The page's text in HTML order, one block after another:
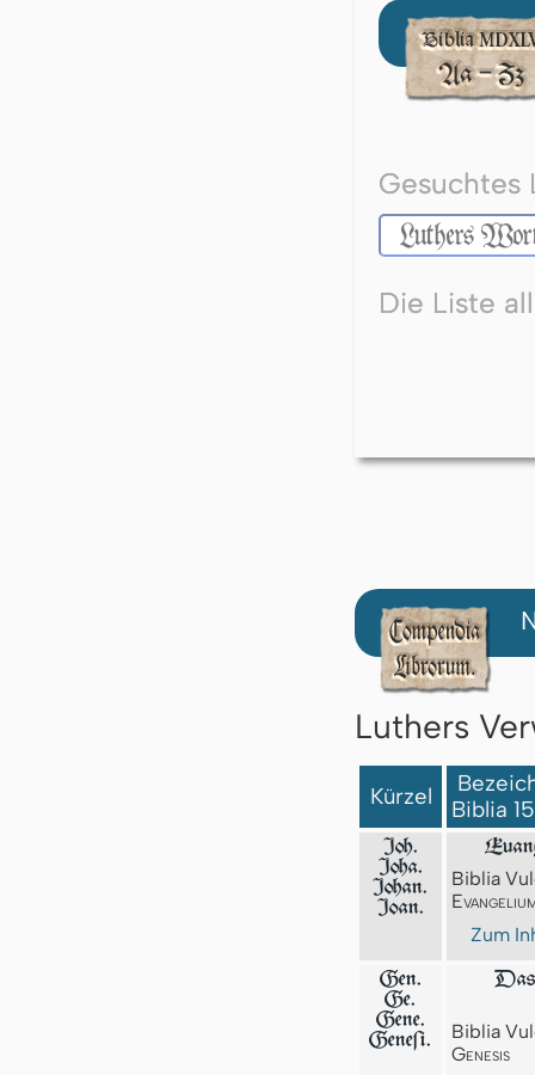
Die Liste
Luthers
Kürzel
Biblia
Joh.
Joha.
Johan.
Joan.
Biblia
Zum
Gen.
Ge.
Gene.
Geneſi.
Das
Biblia
Genesis